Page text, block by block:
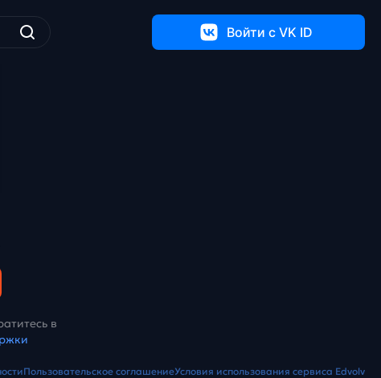
Войти c VK ID
в
Пользовательское соглашениеУсловия использования сервиса Edvolv